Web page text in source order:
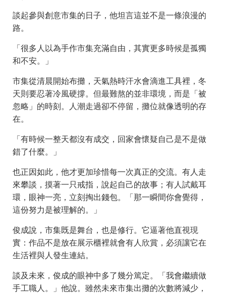
談起參與創意市集的日子，他坦言這並不是一條浪漫的
路。
「很多人以為手作市集充滿自由，其實更多時候是孤獨
和不安。」
市集從清晨開始布攤，天氣熱時汗水會滴進工具裡，冬
天則要忍著冷風硬撐。但最難熬的並非環境，而是「被
忽略」的時刻。人潮走過卻不停留，攤位就像透明的存
在。
「有時候一整天都沒有成交，回家會懷疑自己是不是做
錯了什麼。」
也正因如此，他才更加珍惜每一次真正的交流。有人走
來攀談，摸著一只戒指，說起自己的故事；有人試戴耳
環，眼神一亮，立刻掏出錢包。「那一瞬間你會覺得，
這份努力是被理解的。」
俊成說，市集既是舞台，也是修行。它逼著他直視現
實：作品不是放在展示櫃裡就會有人欣賞，必須讓它在
生活裡與人發生連結。
談及未來，俊成的眼神中多了幾分篤定。「我會繼續做
手工職人。」他說。雖然未來市集出攤的次數將減少，